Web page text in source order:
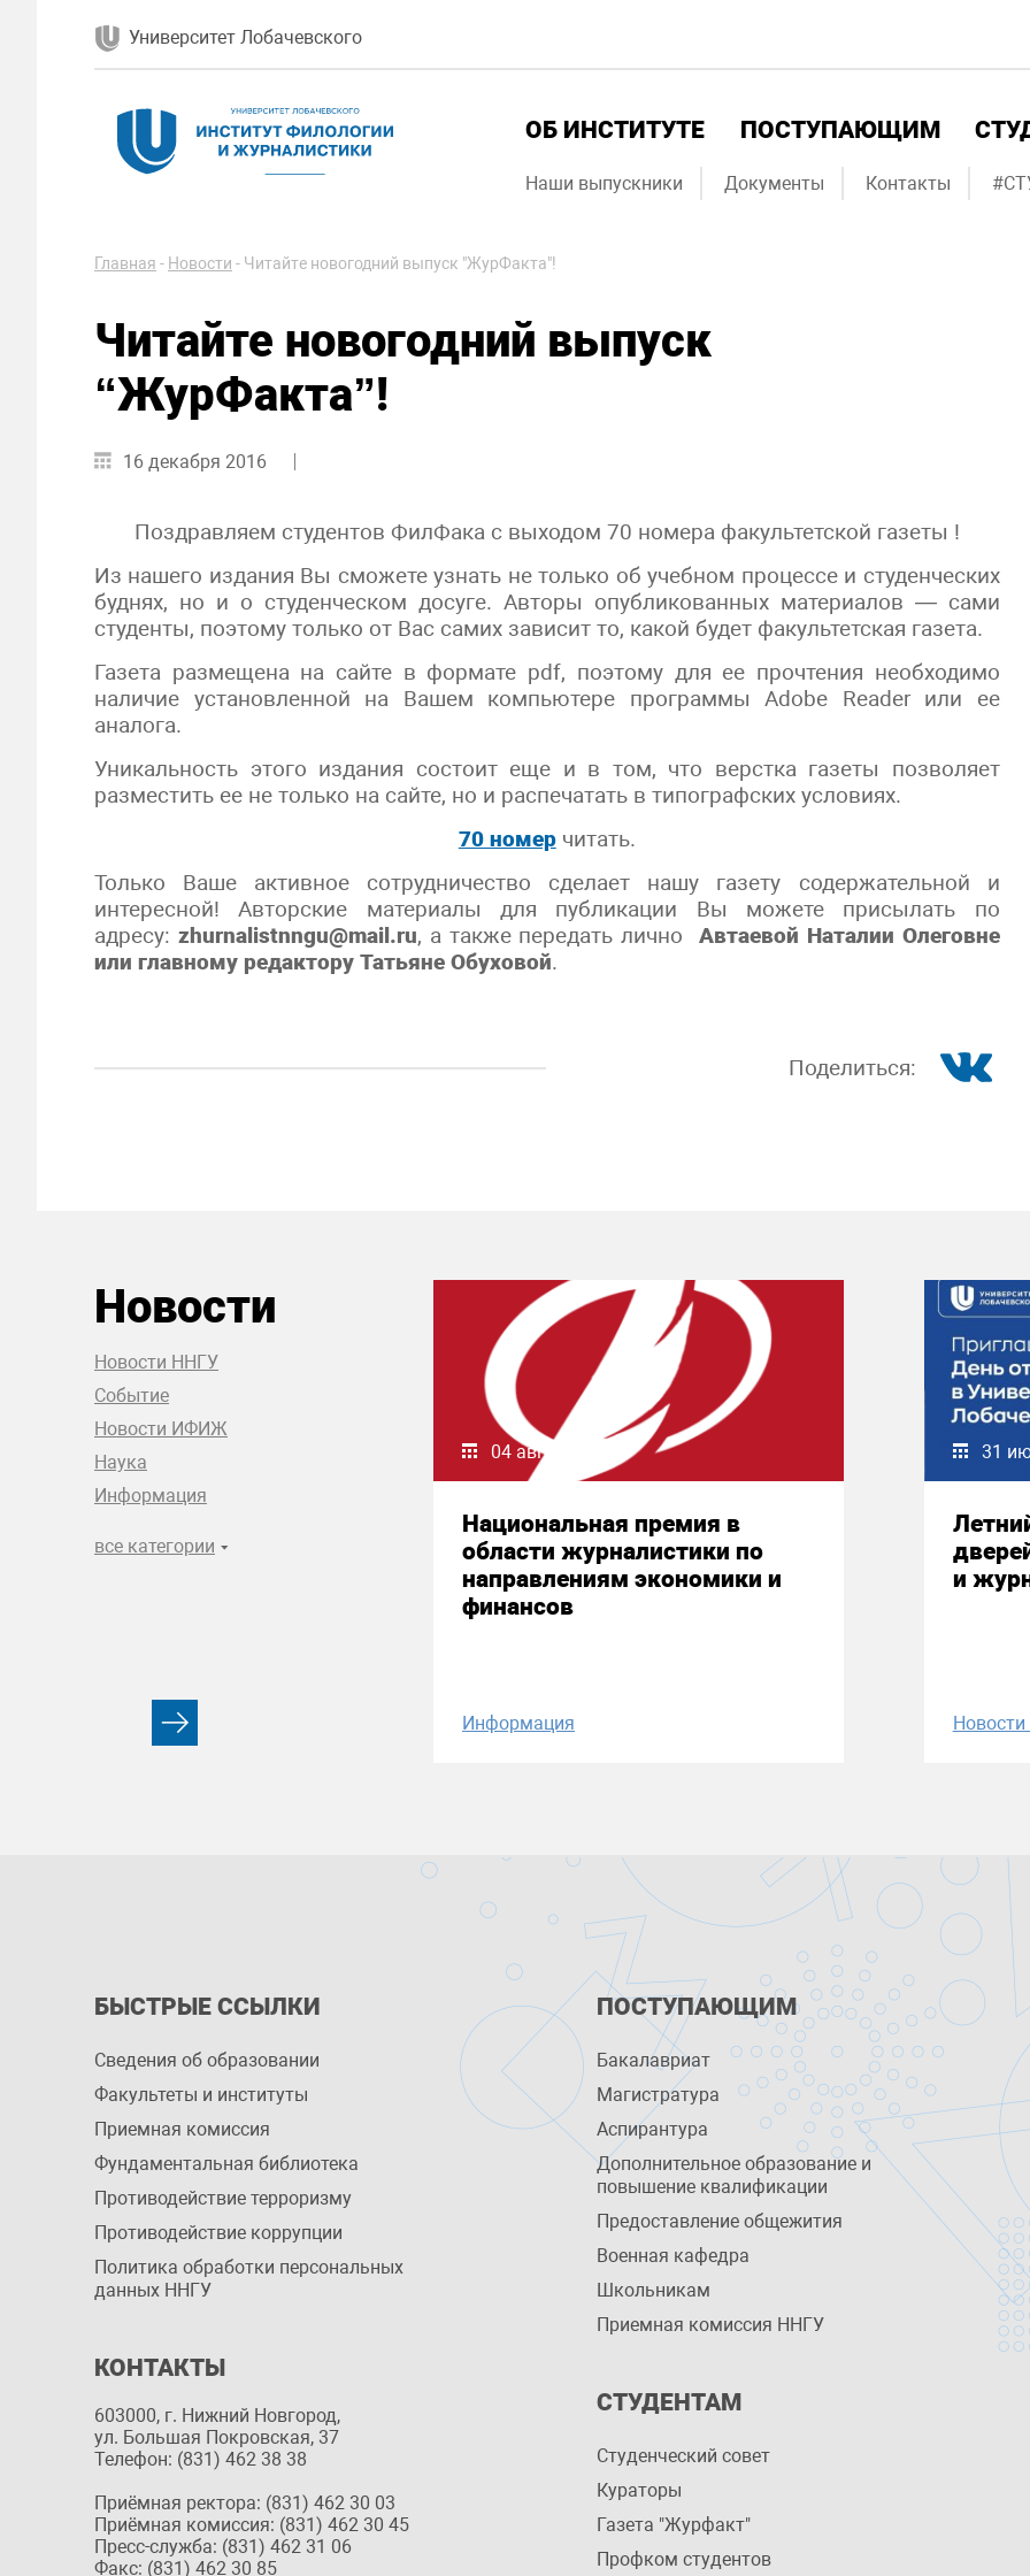
Университет Лобачевского
ОБ ИНСТИТУТЕ ПОСТУПАЮЩИМ
Наши выпускники Документы Контакты
Главная - Новости - Читайте новогодний выпуск "ЖурФакта"!
Читайте новогодний выпуск
“ЖурФакта”!
16 декабря 2016
Поздравляем студентов ФилФака с выходом 70 номера факультетской газеты !
Из нашего издания Вы сможете узнать не только об учебном процессе и студенческих
буднях, но и о студенческом досуге. Авторы опубликованных материалов — сами
студенты, поэтому только от Вас самих зависит то, какой будет факультетская газета.
Газета размещена на сайте в формате pdf, поэтому для ее прочтения необходимо
наличие установленной на Вашем компьютере программы Adobe Reader или ее
аналога.
Уникальность этого издания состоит еще и в том, что верстка газеты позволяет
разместить ее не только на сайте, но и распечатать в типографских условиях.
70 номерчитать.
Только Ваше активное сотрудничество сделает нашу газету содержательной и
интересной! Авторские материалы для публикации Вы можете присылать по
адресу: zhurnalistnngu@mail.ru, а также передать лично Автаевой Наталии Олеговне
или главному редактору Татьяне Обуховой.
Поделиться:
Новости
Новости ННГУ
Событие
Новости ИФИЖ
Наука
Информация
все категории
04 августа 2026
Национальная премия в
области журналистики по
направлениям экономики и
финансов
Информация
31
и
БЫСТРЫЕ ССЫЛКИ
Сведения об образовании
Факультеты и институты
Приемная комиссия
Фундаментальная библиотека
Противодействие терроризму
Противодействие коррупции
Политика обработки персональных
данных ННГУ
КОНТАКТЫ
603000, г. Нижний Новгород,
ул. Большая Покровская, 37
Телефон: (831) 462 38 38
Приёмная ректора: (831) 462 30 03
Приёмная комиссия: (831) 462 30 45
Пресс-служба: (831) 462 31 06
Факс: (831) 462 30 85
ПОСТУПАЮЩИМ
Бакалавриат
Магистратура
Аспирантура
Дополнительное образование и
повышение квалификации
Предоставление общежития
Военная кафедра
Школьникам
Приемная комиссия ННГУ
СТУДЕНТАМ
Студенческий совет
Кураторы
Газета "Журфакт"
Профком студентов